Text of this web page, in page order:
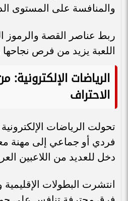
والمنافسة على المستوى
ربط عناصر القصة والرموز
اللعبة يزيد من فرص نجاحها
الرياضات الإلكترونية:
الاحتراف
تحولت الرياضات
فردي أو جماعي إلى مهنة
دخل للعديد من اللاعبين
انتشرت البطولات الإقليمية